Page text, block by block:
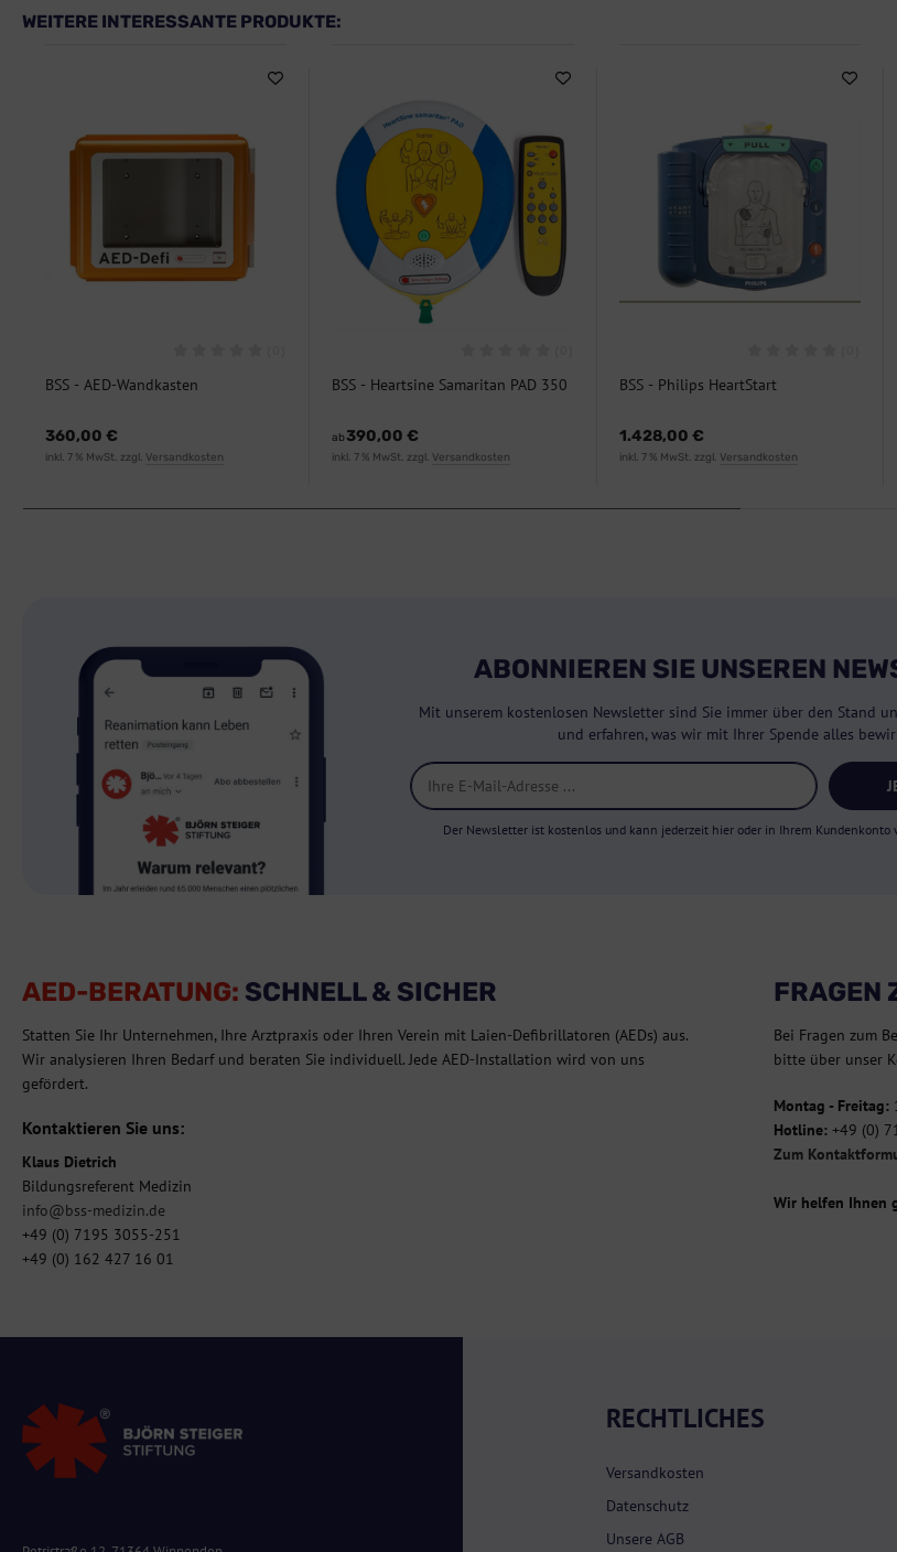
WEITERE INTERESSANTE PRODUKTE:
BSS - AED-Wandkasten
360,00 €
inkl. 7 % MwSt. zzgl. Versandkosten
BSS - Heartsine Samaritan PAD 350
ab390,00 €
inkl. 7 % MwSt. zzgl. Versandkosten
BSS - Philips HeartStart
1.428,00 €
inkl. 7 % MwSt. zzgl. Versandkosten
ABONNIEREN SIE UNSEREN
Mit unserem kostenlosen Newsletter sind Sie immer über den Stand
und erfahren, was wir mit Ihrer Spende alles
Der Newsletter ist kostenlos und kann jederzeit hier oder in Ihrem Kundenkonto
AED-BERATUNG: SCHNELL & SICHER
Statten Sie Ihr Unternehmen, Ihre Arztpraxis oder Ihren Verein mit Laien-Defibrillatoren (AEDs) aus.
Wir analysieren Ihren Bedarf und beraten Sie individuell. Jede AED-Installation wird von uns
gefördert.
Kontaktieren Sie uns:
Klaus Dietrich
Bildungsreferent Medizin
info@bss-medizin.de
+49 (0) 7195 3055-251
+49 (0) 162 427 16 01
FRAGEN
Bei Fragen zum
bitte über unser
Montag - Freitag:
Hotline: +49 (0)
Zum
Wir helfen Ihnen
RECHTLICHES
Versandkosten
Datenschutz
Unsere AGB